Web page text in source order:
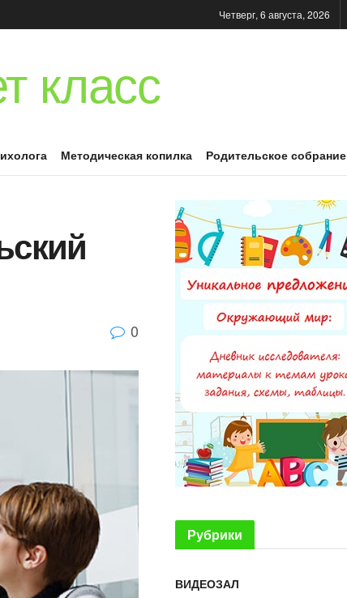
Четверг, 6 августа, 2026
класс
Методическая копилка Родительское собрание
0
Рубрики
ВИДЕОЗАЛ